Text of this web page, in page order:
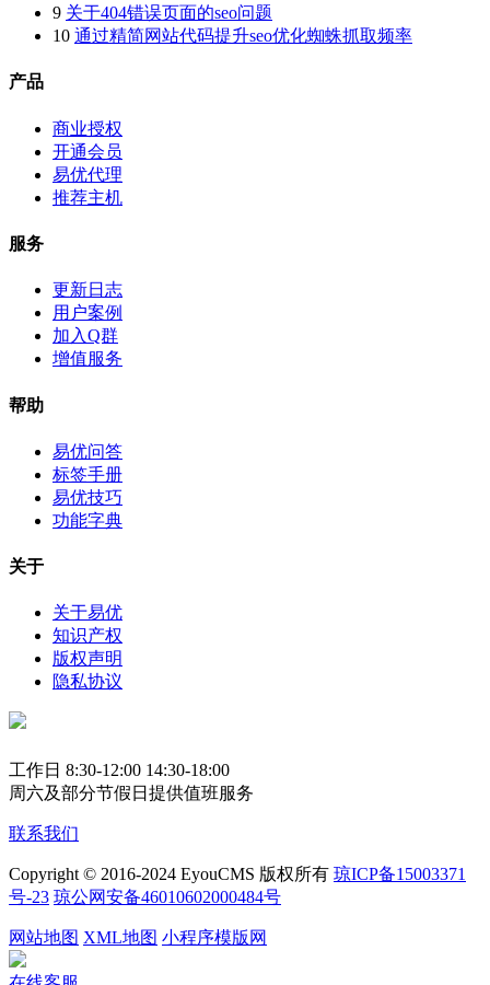
9 关于404错误页面的seo问题
10 通过精简网站代码提升seo优化蜘蛛抓取频率
产品
商业授权
开通会员
易优代理
推荐主机
服务
更新日志
用户案例
加入Q群
增值服务
帮助
易优问答
标签手册
易优技巧
功能字典
关于
关于易优
知识产权
版权声明
隐私协议
工作日 8:30-12:00 14:30-18:00
周六及部分节假日提供值班服务
联系我们
Copyright © 2016-2024 EyouCMS 版权所有 琼ICP备15003371
号-23 琼公网安备46010602000484号
网站地图 XML地图 小程序模版网